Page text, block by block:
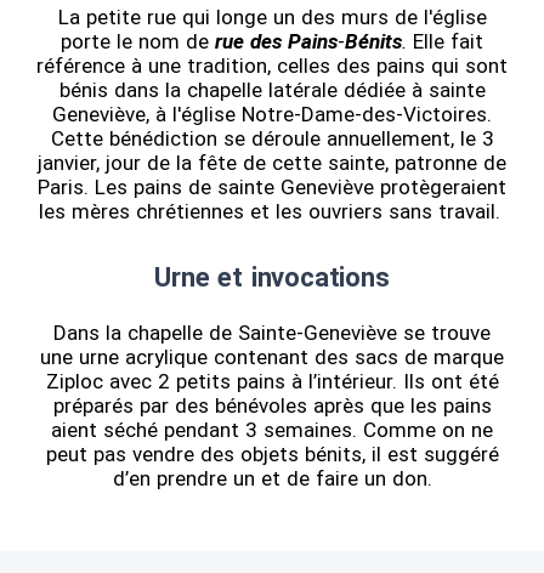
La petite rue qui longe un des murs de l'église
porte le nom de rue des Pains-Bénits. Elle fait
référence à une tradition, celles des pains qui sont
bénis dans la chapelle latérale dédiée à sainte
Geneviève, à l'église Notre-Dame-des-Victoires.
Cette bénédiction se déroule annuellement, le 3
janvier, jour de la fête de cette sainte, patronne de
Paris. Les pains de sainte Geneviève protègeraient
les mères chrétiennes et les ouvriers sans travail.
Urne et invocations
Dans la chapelle de Sainte-Geneviève se trouve
une urne acrylique contenant des sacs de marque
Ziploc avec 2 petits pains à l’intérieur. Ils ont été
préparés par des bénévoles après que les pains
aient séché pendant 3 semaines. Comme on ne
peut pas vendre des objets bénits, il est suggéré
d’en prendre un et de faire un don.